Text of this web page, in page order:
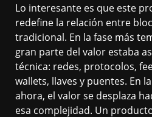
Lo interesante es que este
redefine la relación entre
tradicional. En la fase más
gran parte del valor estaba
técnica: redes, protocolos,
wallets, llaves y puentes. En
ahora, el valor se desplaza
esa complejidad. Un